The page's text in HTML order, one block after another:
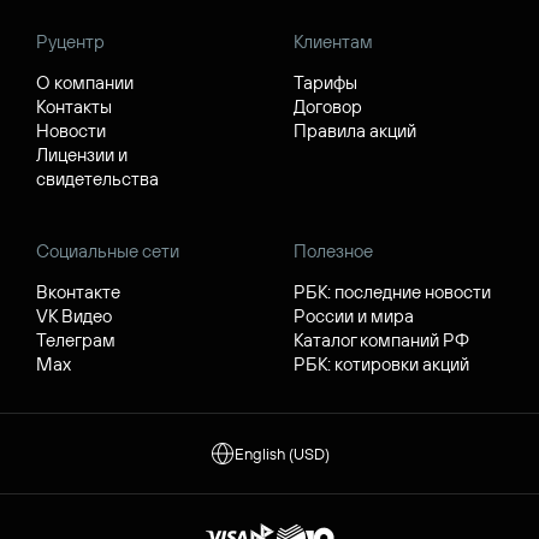
Руцентр
О компании
Контакты
Новости
Лицензии и
свидетельства
Клиентам
Тарифы
Договор
Правила акций
Социальные сети
Вконтакте
VK Видео
Телеграм
Max
Полезное
РБК: последние новости
России и мира
Каталог компаний РФ
РБК: котировки акций
English (USD)